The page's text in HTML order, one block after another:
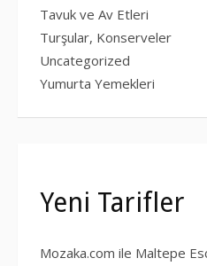
Tavuk ve Av Etleri
Turşular, Konserveler
Uncategorized
Yumurta Yemekleri
Yeni Tarifler
Mozaka.com ile Maltepe